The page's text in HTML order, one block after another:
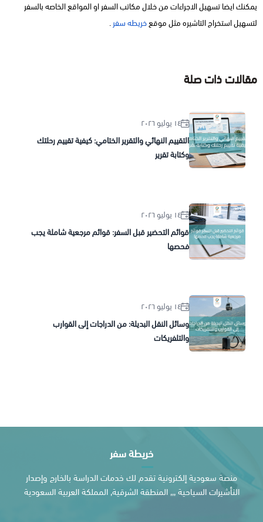
يمكنك ايضا تسهيل الاجراءات من خلال مكاتب السفر او المواقع الخاصه بالسفر
لتسهيل استخراج التاشيره مثل موقعخريطه سفر.
مقالات ذات صلة
١٤ يوليو ٢٠٢٦
التقييم النهائي والتقرير الختامي: كيفية تقييم رحلتك
وكتابة تقرير
١٤ يوليو ٢٠٢٦
قوائم التحضير قبل السفر: قوائم مرجعية شاملة يجب
فحصها
١٤ يوليو ٢٠٢٦
وسائل النقل البديلة: من الدراجات إلى القوارب
والتلفريكات
خريطة سفر
منصة سعودية إلكترونية تقدم لك خدمات الدراسة بالخارج وإصدار
التأشيرات السياحية ,,, المنطقة الشرقية, المملكة العربية السعودية